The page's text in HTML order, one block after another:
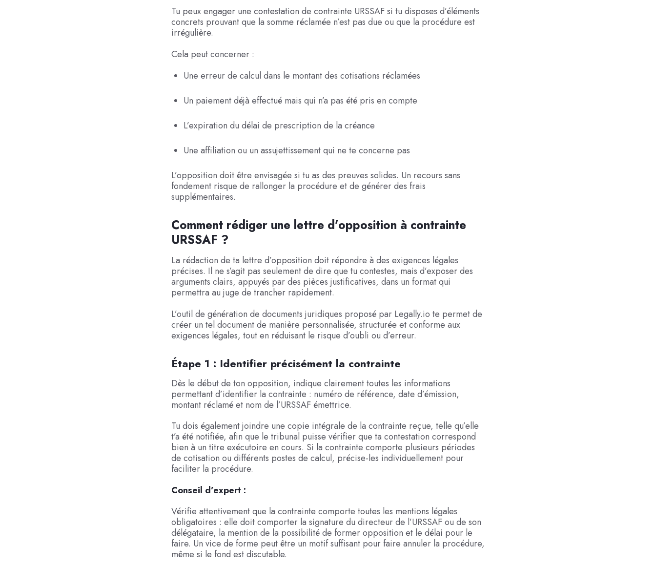
Tu peux engager une contestation de contrainte URSSAF si tu disposes d’éléments
concrets prouvant que la somme réclamée n’est pas due ou que la procédure est
irrégulière.
Cela peut concerner :
Une erreur de calcul dans le montant des cotisations réclamées
Un paiement déjà effectué mais qui n’a pas été pris en compte
L’expiration du délai de prescription de la créance
Une affiliation ou un assujettissement qui ne te concerne pas
L’opposition doit être envisagée si tu as des preuves solides. Un recours sans
fondement risque de rallonger la procédure et de générer des frais
supplémentaires.
Comment rédiger une lettre d’opposition à contrainte
URSSAF ?
La rédaction de ta lettre d’opposition doit répondre à des exigences légales
précises. Il ne s’agit pas seulement de dire que tu contestes, mais d’exposer des
arguments clairs, appuyés par des pièces justificatives, dans un format qui
permettra au juge de trancher rapidement.
L’outil de génération de documents juridiques proposé par Legally.io te permet de
créer un tel document de manière personnalisée, structurée et conforme aux
exigences légales, tout en réduisant le risque d’oubli ou d’erreur.
Étape 1 : Identifier précisément la contrainte
Dès le début de ton opposition, indique clairement toutes les informations
permettant d’identifier la contrainte : numéro de référence, date d’émission,
montant réclamé et nom de l’URSSAF émettrice.
Tu dois également joindre une copie intégrale de la contrainte reçue, telle qu’elle
t’a été notifiée, afin que le tribunal puisse vérifier que ta contestation correspond
bien à un titre exécutoire en cours. Si la contrainte comporte plusieurs périodes
de cotisation ou différents postes de calcul, précise-les individuellement pour
faciliter la procédure.
Conseil d’expert :
Vérifie attentivement que la contrainte comporte toutes les mentions légales
obligatoires : elle doit comporter la signature du directeur de l’URSSAF ou de son
délégataire, la mention de la possibilité de former opposition et le délai pour le
faire. Un vice de forme peut être un motif suffisant pour faire annuler la procédure,
même si le fond est discutable.